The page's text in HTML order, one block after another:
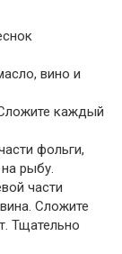
вино и
каждый
фольги,
рыбу.
части
Сложите
Тщательно